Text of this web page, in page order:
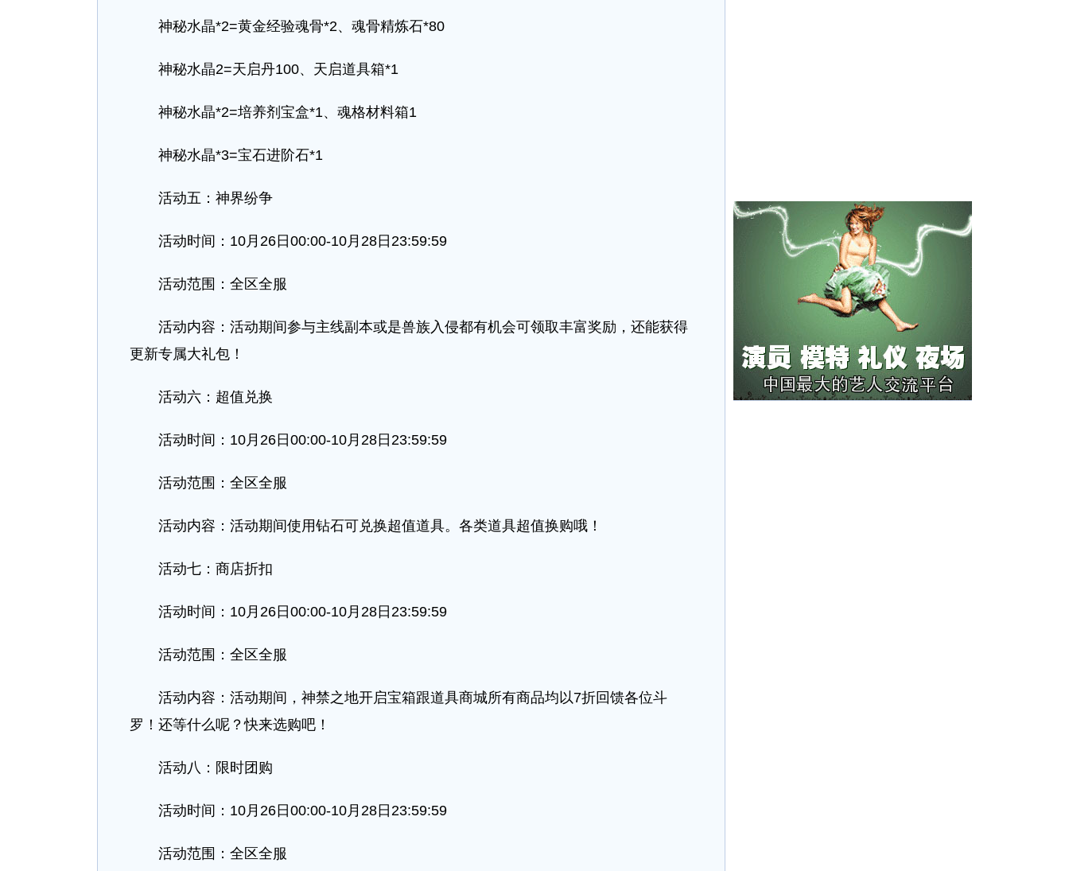
神秘水晶*2=黄金经验魂骨*2、魂骨精炼石*80
神秘水晶2=天启丹100、天启道具箱*1
神秘水晶*2=培养剂宝盒*1、魂格材料箱1
神秘水晶*3=宝石进阶石*1
活动五：神界纷争
活动时间：10月26日00:00-10月28日23:59:59
活动范围：全区全服
活动内容：活动期间参与主线副本或是兽族入侵都有机会可领取丰富奖励，还能获得
更新专属大礼包！
活动六：超值兑换
活动时间：10月26日00:00-10月28日23:59:59
活动范围：全区全服
活动内容：活动期间使用钻石可兑换超值道具。各类道具超值换购哦！
活动七：商店折扣
活动时间：10月26日00:00-10月28日23:59:59
活动范围：全区全服
活动内容：活动期间，神禁之地开启宝箱跟道具商城所有商品均以7折回馈各位斗
罗！还等什么呢？快来选购吧！
活动八：限时团购
活动时间：10月26日00:00-10月28日23:59:59
活动范围：全区全服